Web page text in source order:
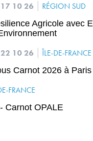
10 26
RÉGION SUD
Agricole avec
10 26
ÎLE-DE-FRANCE
Carnot 2026 à
FRANCE
Carnot OPALE